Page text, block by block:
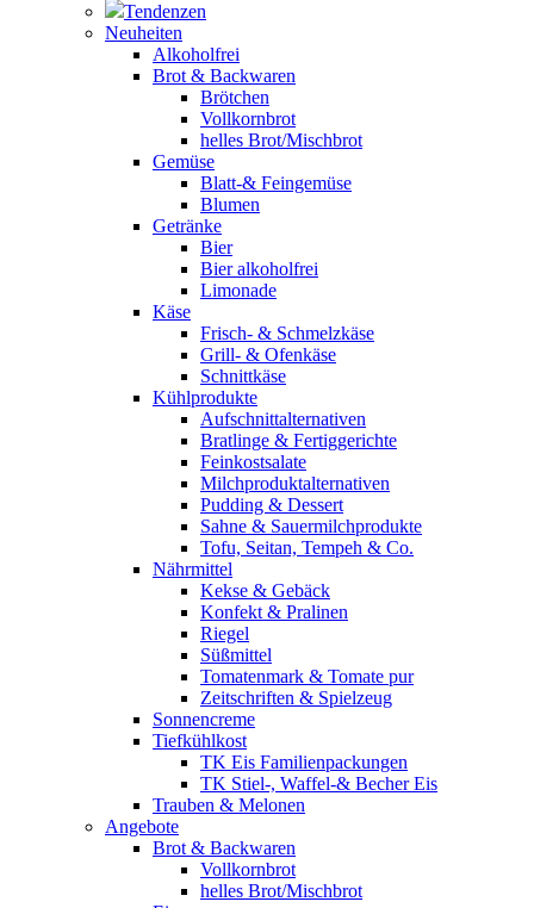
Tendenzen
Neuheiten
Alkoholfrei
Brot & Backwaren
Brötchen
Vollkornbrot
helles Brot/Mischbrot
Gemüse
Blatt-& Feingemüse
Blumen
Getränke
Bier
Bier alkoholfrei
Limonade
Käse
Frisch- & Schmelzkäse
Grill- & Ofenkäse
Schnittkäse
Kühlprodukte
Aufschnittalternativen
Bratlinge & Fertiggerichte
Feinkostsalate
Milchproduktalternativen
Pudding & Dessert
Sahne & Sauermilchprodukte
Tofu, Seitan, Tempeh & Co.
Nährmittel
Kekse & Gebäck
Konfekt & Pralinen
Riegel
Süßmittel
Tomatenmark & Tomate pur
Zeitschriften & Spielzeug
Sonnencreme
Tiefkühlkost
TK Eis Familienpackungen
TK Stiel-, Waffel-& Becher Eis
Trauben & Melonen
Angebote
Brot & Backwaren
Vollkornbrot
helles Brot/Mischbrot